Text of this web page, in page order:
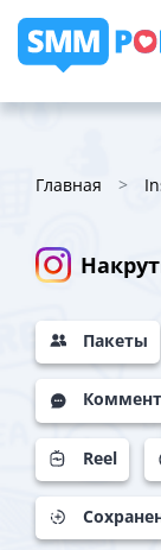
Главная
Пакеты
Reel